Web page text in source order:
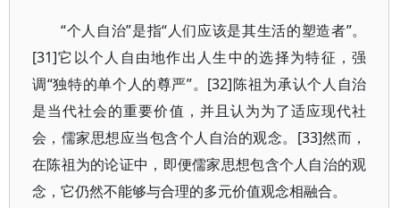
“个人自治”是指“人们应该是其生活的塑造者”。
[31]它以个人自由地作出人生中的选择为特征，强
调“独特的单个人的尊严”。[32]陈祖为承认个人自治
是当代社会的重要价值，并且认为为了适应现代社
会，儒家思想应当包含个人自治的观念。[33]然而，
在陈祖为的论证中，即便儒家思想包含个人自治的观
念，它仍然不能够与合理的多元价值观念相融合。